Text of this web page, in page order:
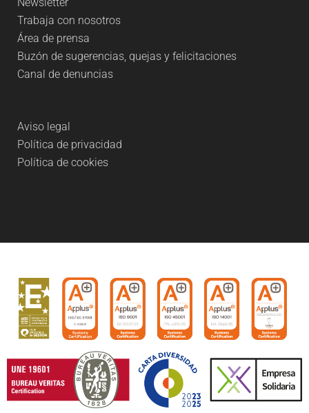
Newsletter
Trabaja con nosotros
Área de prensa
Buzón de sugerencias, quejas y felicitaciones
Canal de denuncias
Aviso legal
Política de privacidad
Política de cookies